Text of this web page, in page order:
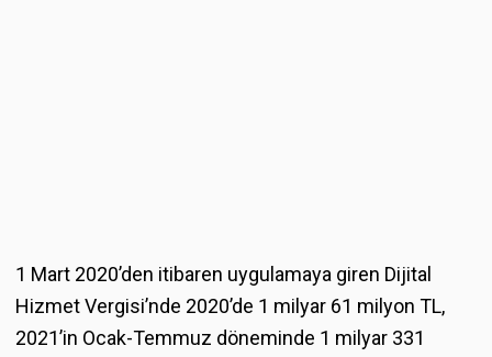
1 Mart 2020’den itibaren uygulamaya giren Dijital
Hizmet Vergisi’nde 2020’de 1 milyar 61 milyon TL,
2021’in Ocak-Temmuz döneminde 1 milyar 331